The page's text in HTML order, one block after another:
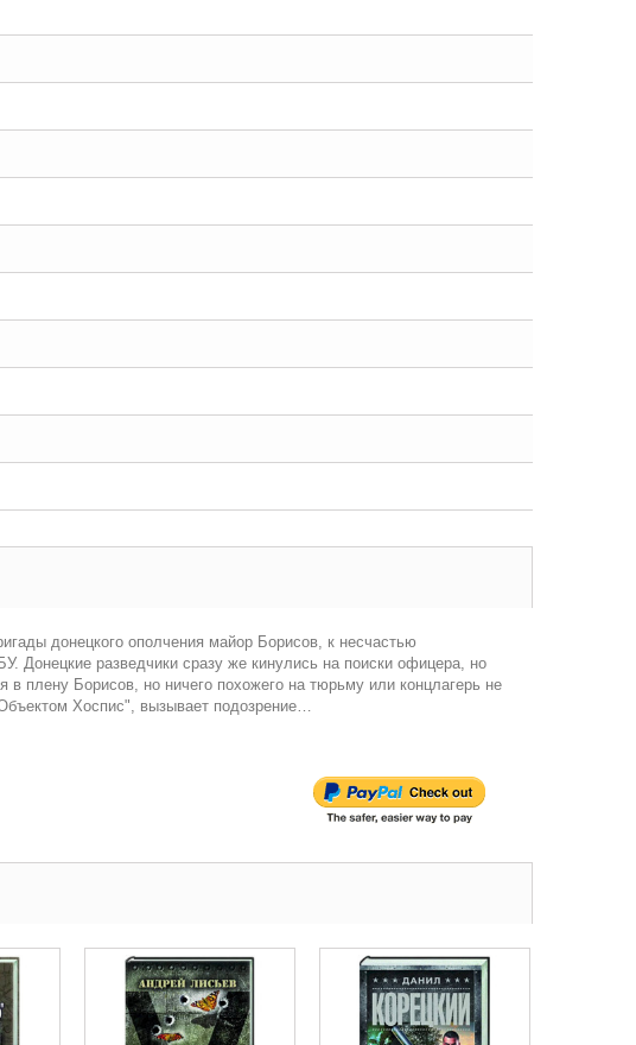
донецкого ополчения майор Борисов, к несчастью
Донецкие разведчики сразу же кинулись на поиски офицера, но
плену Борисов, но ничего похожего на тюрьму или концлагерь не
Хоспис", вызывает подозрение…